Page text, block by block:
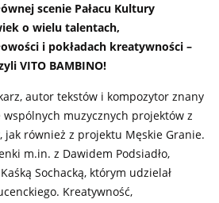
scenie Pałacu Kultury
o wielu talentach,
i pokładach kreatywności –
VITO BAMBINO!
autor tekstów i kompozytor znany
muzycznych projektów z
jak również z projektu Męskie Granie.
m.in. z Dawidem Podsiadło,
Sochacką, którym udzielał
Kreatywność,